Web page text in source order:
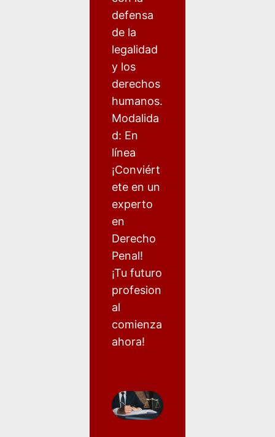
defensa
de la
legalidad
y los
derechos
humanos.
Modalida
d: En
línea
¡Conviért
ete en un
experto
en
Derecho
Penal!
¡Tu futuro
profesion
al
comienza
ahora!